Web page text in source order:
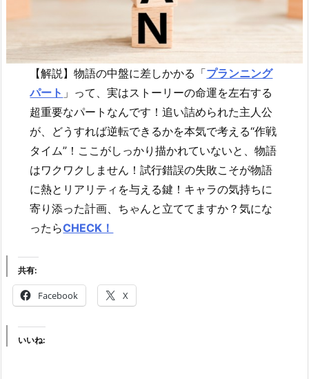
【解説】物語の中盤に差しかかる「プランニング
パート 」って、実はストーリーの命運を左右する
超重要なパートなんです！追い詰められた主人公
が、どうすれば逆転できるかを本気で考える“作戦
タイム”！ここがしっかり描かれていないと、物語
はワクワクしません！試行錯誤の失敗こそが物語
に熱とリアリティを与える鍵！キャラの気持ちに
寄り添った計画、ちゃんと立ててますか？気にな
ったらCHECK！
共有:
Facebook X
いいね: